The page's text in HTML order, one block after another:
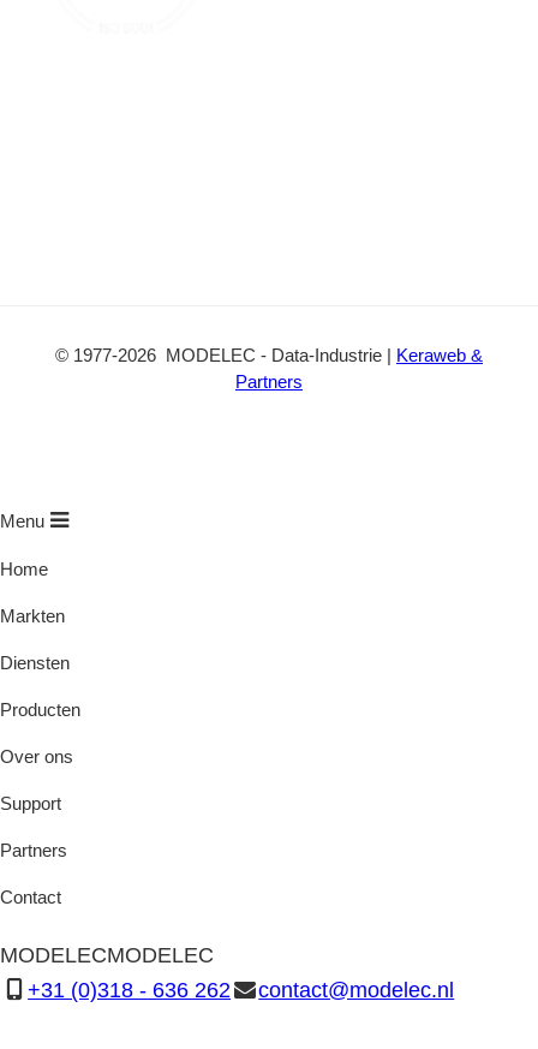
© 1977-2026 MODELEC - Data-Industrie | Keraweb &
Partners
Menu
Home
Markten
Diensten
Producten
Over ons
Support
Partners
Contact
MODELECMODELEC
+31 (0)318 - 636 262
contact@modelec.nl